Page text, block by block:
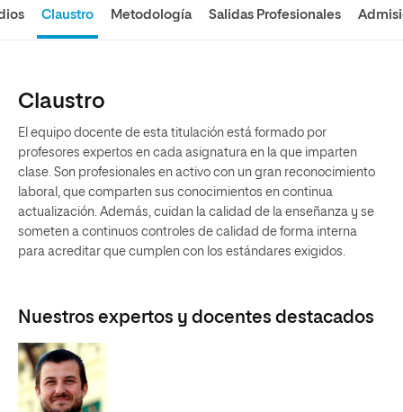
Claustro Metodología Salidas Profesionales
Claustro
El equipo docente de esta titulación está formado por
profesores expertos en cada asignatura en la que imparten
clase. Son profesionales en activo con un gran reconocimiento
laboral, que comparten sus conocimientos en continua
actualización. Además, cuidan la calidad de la enseñanza y se
someten a continuos controles de calidad de forma interna
para acreditar que cumplen con los estándares exigidos.
Nuestros expertos y docentes destacados